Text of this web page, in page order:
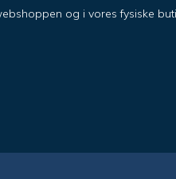
og i vores fysiske